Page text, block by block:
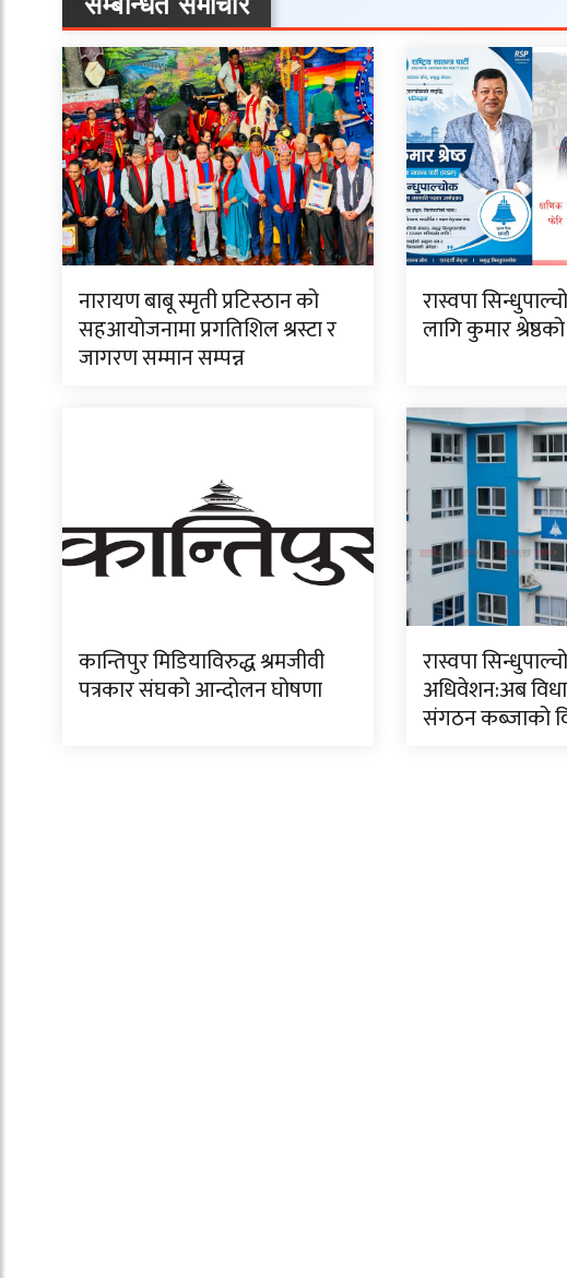
नारायण बाबू स्मृती प्रटिस्ठान को
सहआयोजनामा प्रगतिशिल श्रस्टा र
जागरण सम्मान सम्पन्न
रास्वपा
लागि कुमार
कान्तिपुर मिडियाविरुद्ध श्रमजीवी
पत्रकार संघको आन्दोलन घोषणा
रास्वपा
अधिवेशन:अब
संगठन कब्जाको